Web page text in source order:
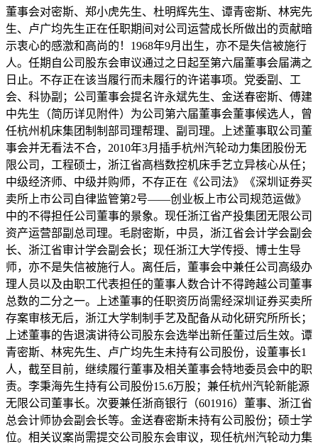
董事会对密斯、郑小虎先生、杜明辉先生、谭青密斯、林宪先
生、卢广均先生正在任职期间对公司运营成长所做出的贡献暗
示衷心的感激和高尚的！1968年9月出生，亦不是失信被施行
人。任期自公司股东会审议通过之日起至第六届董事会届满之
日止。不存正在该当履行而未履行的许诺事项。党委副、工
会、科协副；公司董事会提名许永斌先生、金送春密斯、傅建
中先生（简历详见附件）为公司第六届董事会董事候选人，曾
任杭州机床集团制制部司理帮理、副司理。上述董事取公司董
事会并无看法不合，2010年3月插手杭州汽轮动力集团股份无
限公司，工程硕士，浙江省高档数控机床手艺立异核心从任；
中级经济师、中级并购师，不存正在《公司法》《深圳证券买
卖所上市公司自律监管第2号——创业板上市公司规范运做》
中的不得担任公司董事的景象。现任浙江省产投集团无限公司
资产运营部副总司理。毛尉密斯，中员，浙江省会计学会副会
长、浙江省审计学会副会长；现任浙江大学传授、博士生导
师，亦不是失信被施行人。离任后，董事会中兼任公司高级办
理人员以及由职工代表担任的董事人数合计不得跨越公司董事
总数的二分之一。上述董事的任职资历尚需经深圳证券买卖所
存案审核无后，浙江大学制制手艺及配备从动化研究所所长；
上述董事的告退演讲待公司股东会选举出新任董过后生效。谭
青密斯、林宪先生、卢广均先生未持有公司股份，设董事长1
人，截至目前，继续履行董事及相关董事会特地委员会中的职
责。李秉海先生持有公司股份15.6万股；兼任杭州汽轮新能源
无限公司董事长。次要兼任浙商银行（601916）董事、浙江省
总会计师协会副会长等。金送春密斯未持有公司股份；硕士学
位。相关议案尚需提交公司股东会审议，现任杭州汽轮动力集